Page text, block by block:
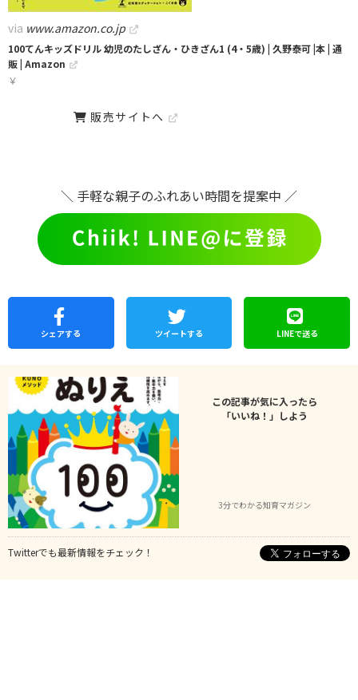
via www.amazon.co.jp
100てんキッズドリル 幼児のたしざん・ひきざん1 (4・5歳) | 久野泰可 |本 | 通
販 | Amazon
￥
販売サイトへ
＼ 手軽な親子のふれあい時間を提案中 ／
シェアする ツイートする LINEで送る
この記事が気に入ったら
「いいね！」しよう
3分でわかる知育マガジン
Twitterでも最新情報をチェック！